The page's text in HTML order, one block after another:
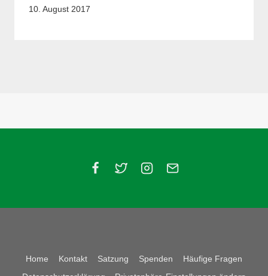
10. August 2017
Home Kontakt Satzung Spenden
Häufige Fragen